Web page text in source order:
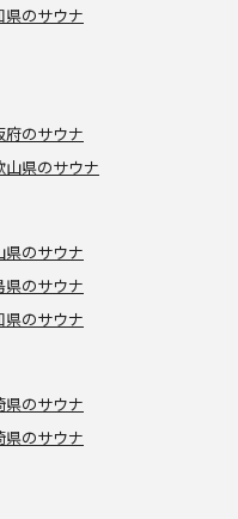
県のサウナ
府のサウナ
山県のサウナ
県のサウナ
県のサウナ
県のサウナ
県のサウナ
県のサウナ